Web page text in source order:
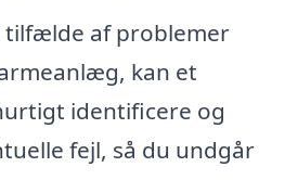
tilfælde af problemer
kan et
identificere og
fejl, så du undgår